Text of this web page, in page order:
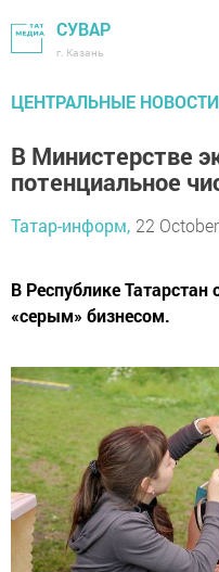
СУВАР
г. Казань
ЦЕНТРАЛЬНЫЕ НОВОСТИ
В Министерстве
потенциальное
Татар-информ, 22
В Республике
«серым» бизнесом.